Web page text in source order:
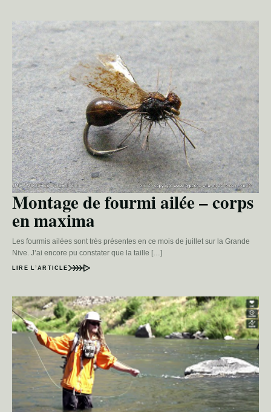
Montage de fourmi ailée – corps
en maxima
Les fourmis ailées sont très présentes en ce mois de juillet sur la Grande
Nive. J’ai encore pu constater que la taille […]
LIRE L’ARTICLE